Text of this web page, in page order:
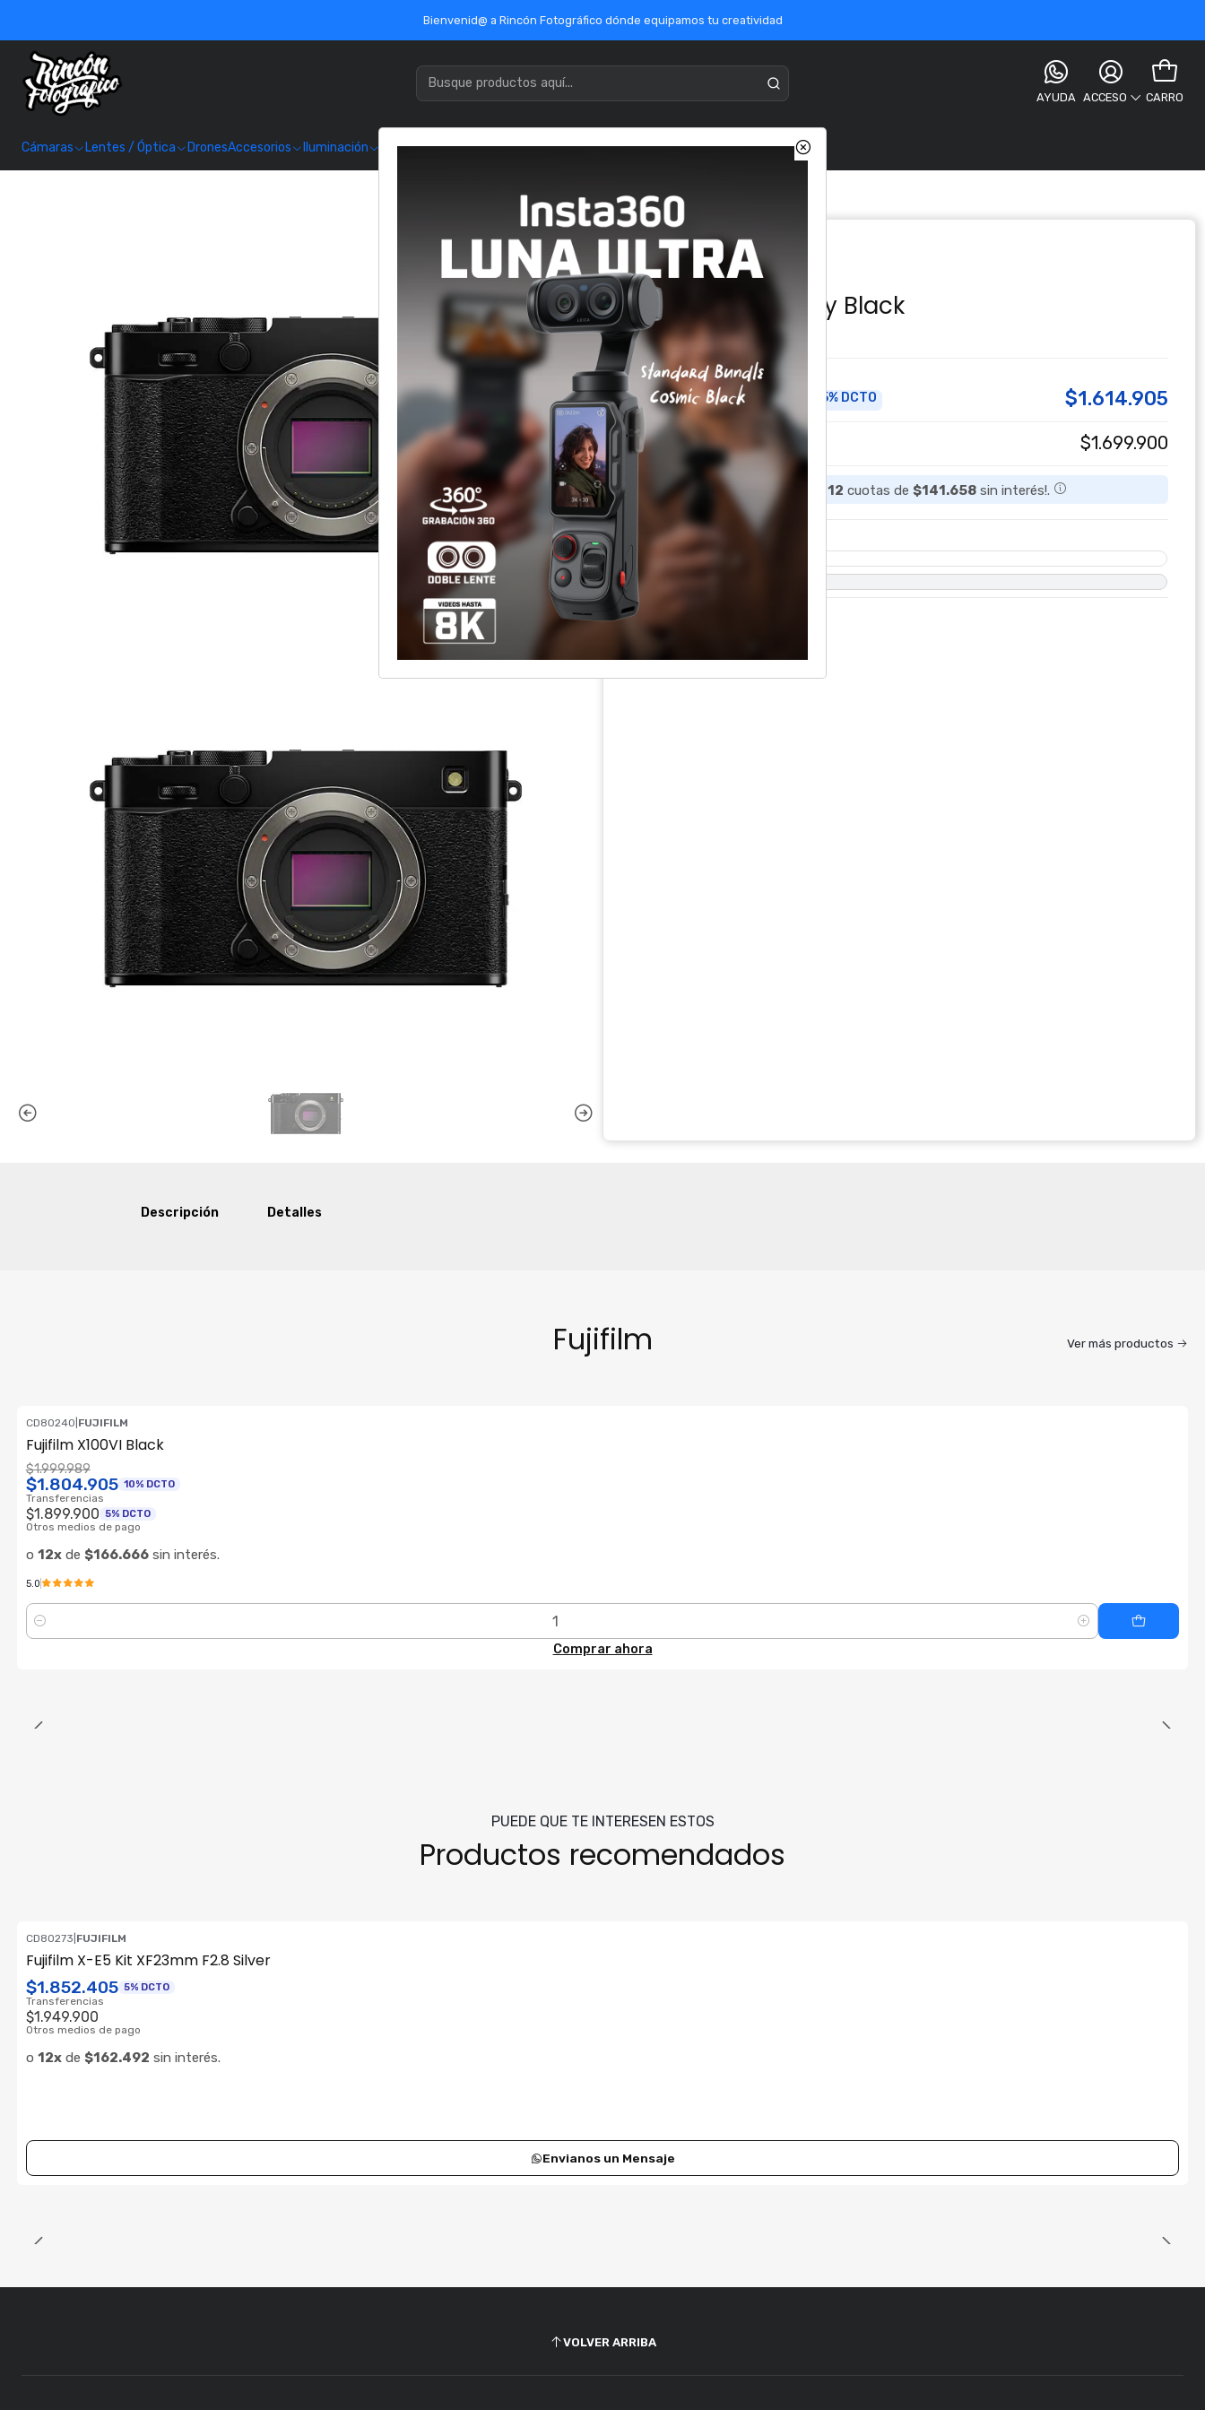
Bienvenid@ a Rincón Fotográfico dónde equipamos tu creatividad
AYUDA ACCESO CARRO
Cámaras Lentes / Óptica DronesAccesorios Iluminación Almacenamiento Marcas Ofertas / Outlet Mercado Público
Fujifilm X-E5 Body Black
SKU: CD80271
ENVÍO GRATIS
Pago con transferencia
5% DCTO $1.614.905
Otros medios de pago $1.699.900
¡Paga hasta en 12 cuotas de $141.658sin interés!.
Disponibilidad
COMPARTIR ESTE PRODUCTO
Descripción Detalles
Fujifilm Ver más productos
CD80240 FUJIFILM
Fujifilm X100VI Black
$1.999.989
$1.804.905 10% DCTO
Transferencias
$1.899.900 5% DCTO
Otros medios de pago
o 12xde $166.666sin interés.
5.0
Cantidad
Comprar ahora
PUEDE QUE TE INTERESEN ESTOS
Productos recomendados
Consultar su Stock
CD80273 FUJIFILM
Fujifilm X-E5 Kit XF23mm F2.8 Silver
$1.852.405 5% DCTO
Transferencias
$1.949.900
Otros medios de pago
o 12xde $162.492 sin interés.
Envianos un Mensaje
VOLVER ARRIBA